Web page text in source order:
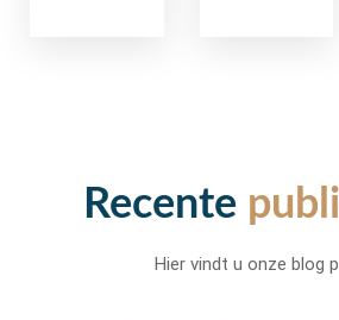
Recente
Hier vindt u onze blog